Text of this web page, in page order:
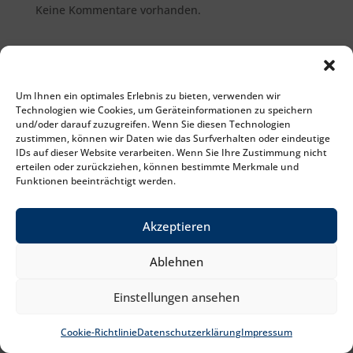
Um Ihnen ein optimales Erlebnis zu bieten, verwenden wir
Technologien wie Cookies, um Geräteinformationen zu speichern
und/oder darauf zuzugreifen. Wenn Sie diesen Technologien
zustimmen, können wir Daten wie das Surfverhalten oder eindeutige
IDs auf dieser Website verarbeiten. Wenn Sie Ihre Zustimmung nicht
erteilen oder zurückziehen, können bestimmte Merkmale und
Funktionen beeinträchtigt werden.
Akzeptieren
Ablehnen
Einstellungen ansehen
Cookie-RichtlinieDatenschutzerklärungImpressum
Keine Kommentare vorhanden.